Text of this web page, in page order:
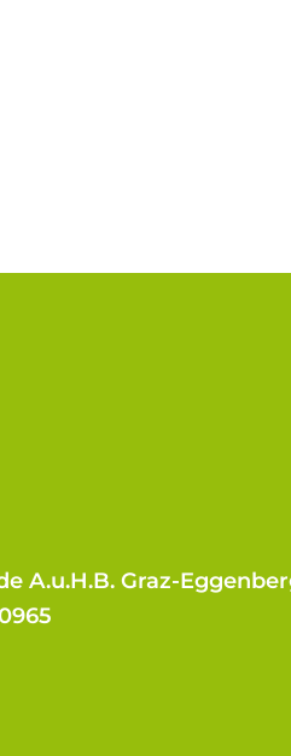
A.u.H.B. Graz-